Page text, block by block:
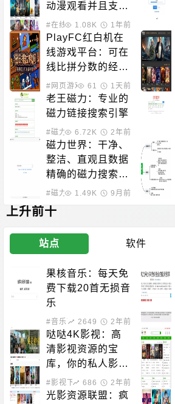
动漫观看并且支持
多端体验的站点
#在线动漫1.08K 1年前
PlayFC红白机在
线游戏平台：可在
线比拼分数的经典
街机网站
#网页游戏 61 1天前
老王磁力：专业的
磁力链接搜索引擎
#磁力搜索6.72K 2年前
磁力世界：干净、
整洁、直观且数据
精确的磁力搜索站
点
#磁力搜索1.49K 9月前
上升前十
站点 软件
果核音乐：每天免
费下载20首无损音
乐
#音乐下载2649 2年前
哒哒4K影视：高
清影视资源的宝
库，你的私人影院
新选择！
#影视下载 686 2年前
光影资源联盟：疯